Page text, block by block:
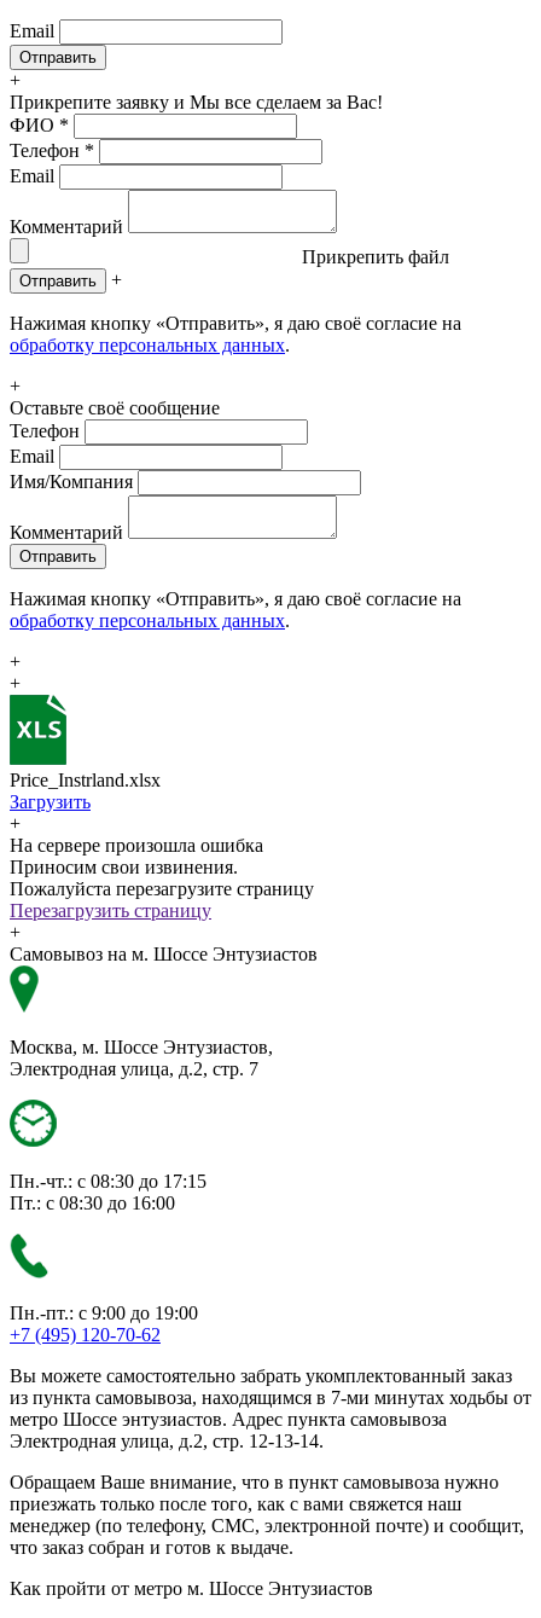
Email
+
Прикрепите заявку и Мы все сделаем за Вас!
ФИО *
Телефон *
Email
Комментарий
Прикрепить файл
Отправить +
Нажимая кнопку «Отправить», я даю своё согласие на
обработку персональных данных.
+
Оставьте своё сообщение
Телефон
Email
Имя/Компания
Комментарий
Отправить
Нажимая кнопку «Отправить», я даю своё согласие на
обработку персональных данных.
+
+
Price_Instrland.xlsx
Загрузить
+
На сервере произошла ошибка
Приносим свои извинения.
Пожалуйста перезагрузите страницу
Перезагрузить страницу
+
Самовывоз на м. Шоссе Энтузиастов
Москва, м. Шоссе Энтузиастов,
Электродная улица, д.2, стр. 7
Пн.-чт.: с 08:30 до 17:15
Пт.: с 08:30 до 16:00
Пн.-пт.: с 9:00 до 19:00
+7 (495) 120-70-62
Вы можете самостоятельно забрать укомплектованный заказ
из пункта самовывоза, находящимся в 7-ми минутах ходьбы от
метро Шоссе энтузиастов. Адрес пункта самовывоза
Электродная улица, д.2, стр. 12-13-14.
Обращаем Ваше внимание, что в пункт самовывоза нужно
приезжать только после того, как с вами свяжется наш
менеджер (по телефону, СМС, электронной почте) и сообщит,
что заказ собран и готов к выдаче.
Как пройти от метро м. Шоссе Энтузиастов